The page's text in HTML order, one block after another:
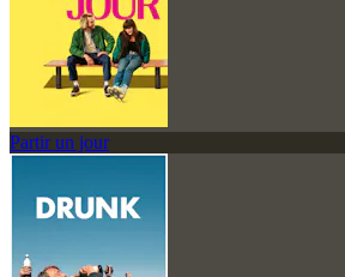
Partir un jour